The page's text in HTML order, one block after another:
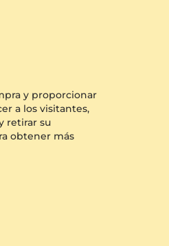
y proporcionar
a los visitantes,
retirar su
obtener más